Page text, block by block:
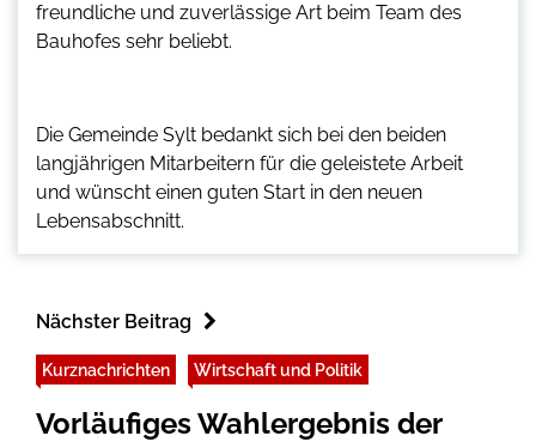
freundliche und zuverlässige Art beim Team des
Bauhofes sehr beliebt.
Die Gemeinde Sylt bedankt sich bei den beiden
langjährigen Mitarbeitern für die geleistete Arbeit
und wünscht einen guten Start in den neuen
Lebensabschnitt.
Nächster Beitrag
Kurznachrichten Wirtschaft und Politik
Vorläufiges Wahlergebnis der